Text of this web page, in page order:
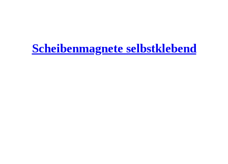
Scheibenmagnete selbstklebend